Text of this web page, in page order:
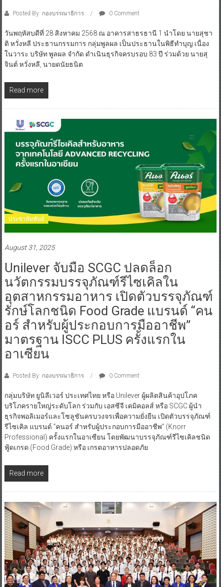
Posted By: กองบรรณาธิการ 0 Comment
วันพฤหัสบดีที่ 28 สิงหาคม 2568 ณ อาคารสาธรธานี 1 นำโดย นายสุชา
ติ หวั่งหลี ประธานกรรมการ กลุ่มพูลผล เป็นประธานในพิธีทำบุญ เนื่อง
ในวาระ บริษัท พูลผล จำกัด ดำเนินธุรกิจครบรอบ 83 ปี ร่วมด้วย นายสุ
จินต์ หวั่งหลี, นายดนัยธนิต
Read more
ประชาสัมพันธ์
August 31, 2025
Unilever จับมือ SCGC ปลดล็อก
นวัตกรรมบรรจุภัณฑ์รีไซเคิลใน
อุตสาหกรรมอาหาร เปิดตัวบรรจุภัณฑ์
รักษ์โลกชนิด Food Grade แบรนด์ “คน
อร์ สำหรับผู้ประกอบการมืออาชีพ”
มาตรฐาน ISCC PLUS ครั้งแรกใน
อาเซียน
Posted By: กองบรรณาธิการ 0 Comment
กลุ่มบริษัท ยูนิลีเวอร์ ประเทศไทย หรือ Unilever ผู้ผลิตสินค้าอุปโภค
บริโภครายใหญ่ระดับโลก ร่วมกับ เอสซีจี เคมิคอลส์ หรือ SCGC ผู้นำ
ธุรกิจพอลิเมอร์และโซลูชันครบวงจรเพื่อความยั่งยืน เปิดตัวบรรจุภัณฑ์
รีไซเคิล แบรนด์ “คนอร์ สำหรับผู้ประกอบการมืออาชีพ” (Knorr
Professional) ครั้งแรกในอาเซียน โดยพัฒนาบรรจุภัณฑ์รีไซเคิลชนิด
ฟู้ดเกรด (Food Grade) หรือ เกรดอาหารปลอดภัย
Read more